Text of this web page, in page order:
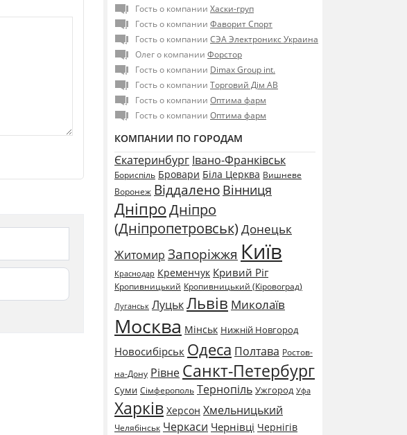
Гость о компании Хаски-груп
Гость о компании Фаворит Спорт
Гость о компании СЭА Электроникс Украина
Олег о компании Форстор
Гость о компании Dimax Group int.
Гость о компании Торговий Дім АВ
Гость о компании Оптима фарм
Гость о компании Оптима фарм
КОМПАНИИ ПО ГОРОДАМ
Єкатеринбург Івано-Франківськ
Бориспіль Бровари Біла Церква Вишневе
Воронеж Віддалено Вінниця
ДніпроДніпро
(Дніпропетровськ) Донецьк
Житомир Запоріжжя Київ
Краснодар Кременчук Кривий Ріг
Кропивницький Кропивницький (Кіровоград)
Луганськ ЛуцькЛьвів Миколаїв
Москва Мінськ Нижній Новгород
Новосибірськ Одеса Полтава Ростов-
на-Дону Рівне Санкт-Петербург
Суми Сімферополь Тернопіль Ужгород Уфа
Харків Херсон Хмельницький
Челябінськ Черкаси Чернівці Чернігів